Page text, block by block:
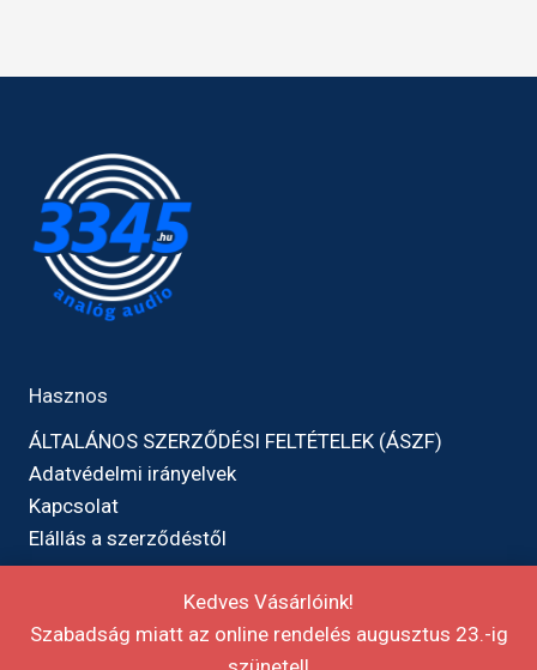
Kedves Vásárlóink!
Szabadság miatt az online rendelés augusztus 23.-ig
Hasznos
ÁLTALÁNOS SZERZŐDÉSI FELTÉTELEK (ÁSZF)
Adatvédelmi irányelvek
Kapcsolat
Elállás a szerződéstől